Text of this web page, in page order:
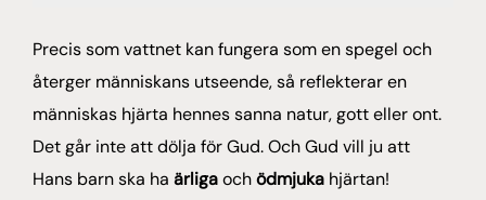
Precis som vattnet kan fungera som en spegel och
återger människans utseende, så reflekterar en
människas hjärta hennes sanna natur, gott eller ont.
Det går inte att dölja för Gud. Och Gud vill ju att
Hans barn ska ha ärligaochödmjuka hjärtan!